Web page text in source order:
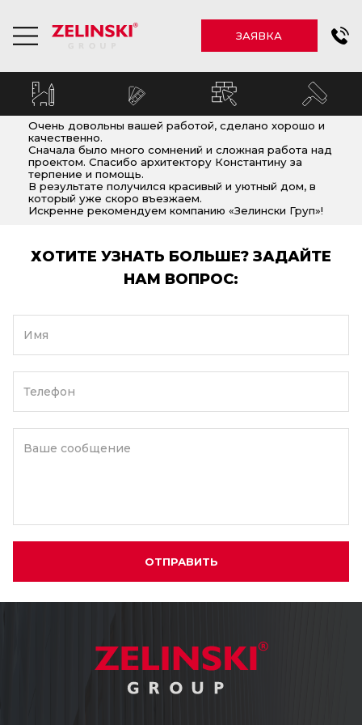
ЗАЯВКА
Очень довольны вашей работой, сделано хорошо и
качественно.
Сначала было много сомнений и сложная работа над
проектом. Спасибо архитектору Константину за
терпение и помощь.
В результате получился красивый и уютный дом, в
который уже скоро въезжаем.
Искренне рекомендуем компанию «Зелински Груп»!
ХОТИТЕ УЗНАТЬ БОЛЬШЕ? ЗАДАЙТЕ
НАМ ВОПРОС:
Имя
Телефон
Ваше сообщение
ОТПРАВИТЬ